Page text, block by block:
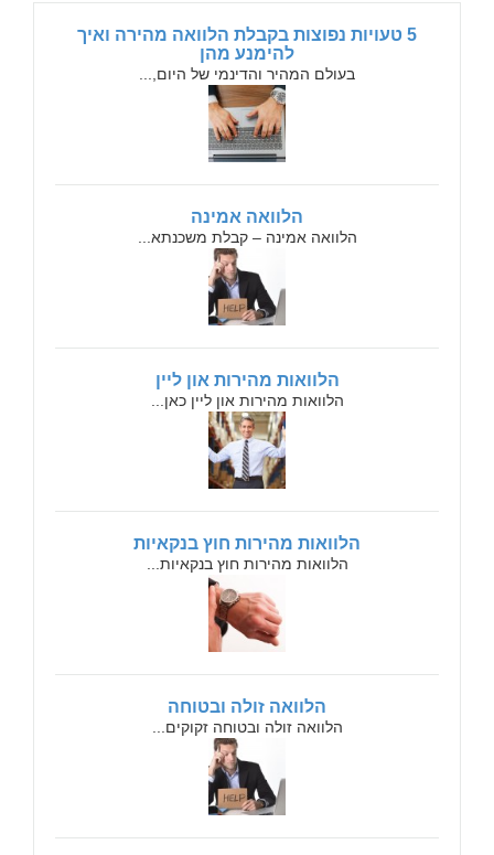
5 טעויות נפוצות בקבלת הלוואה מהירה ואיך
להימנע מהן
בעולם המהיר והדינמי של היום,...
הלוואה אמינה
הלוואה אמינה – קבלת משכנתא...
הלוואות מהירות און ליין
הלוואות מהירות און ליין כאן...
הלוואות מהירות חוץ בנקאיות
הלוואות מהירות חוץ בנקאיות...
הלוואה זולה ובטוחה
הלוואה זולה ובטוחה זקוקים...